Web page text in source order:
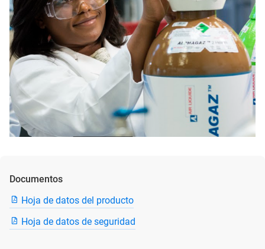
Documentos
Hoja de datos del producto
Hoja de datos de seguridad